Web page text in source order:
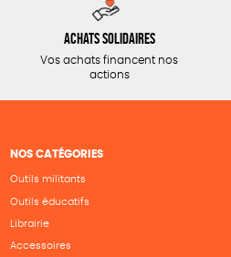
Achats solidaires
Vos achats financent nos
actions
NOS CATÉGORIES
Outils militants
Outils éducatifs
Librairie
Accessoires